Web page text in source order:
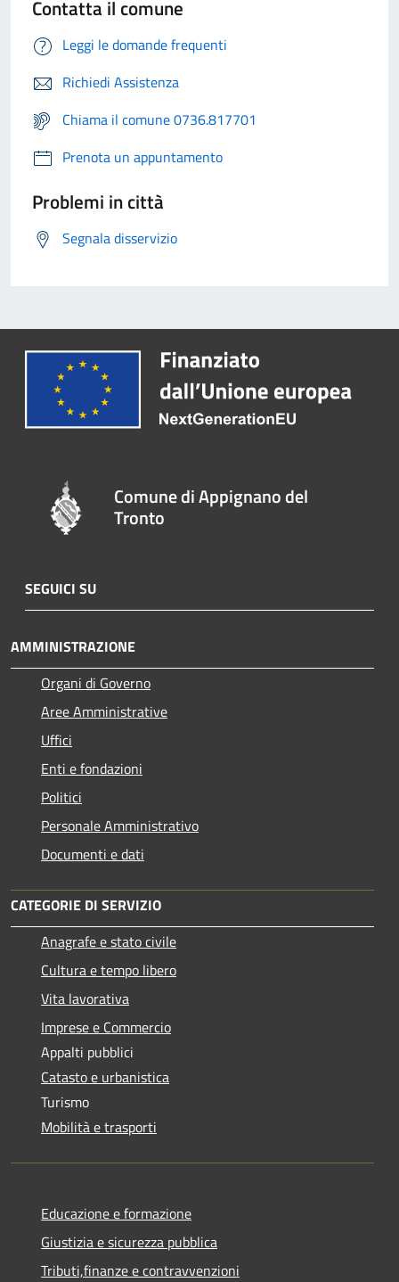
Contatta il comune
Leggi le domande frequenti
Richiedi Assistenza
Chiama il comune 0736.817701
Prenota un appuntamento
Problemi in città
Segnala disservizio
Comune di Appignano del
Tronto
SEGUICI SU
AMMINISTRAZIONE
Organi di Governo
Aree Amministrative
Uffici
Enti e fondazioni
Politici
Personale Amministrativo
Documenti e dati
CATEGORIE DI SERVIZIO
Anagrafe e stato civile
Cultura e tempo libero
Vita lavorativa
Imprese e Commercio
Appalti pubblici
Catasto e urbanistica
Turismo
Mobilità e trasporti
Educazione e formazione
Giustizia e sicurezza pubblica
Tributi,finanze e contravvenzioni